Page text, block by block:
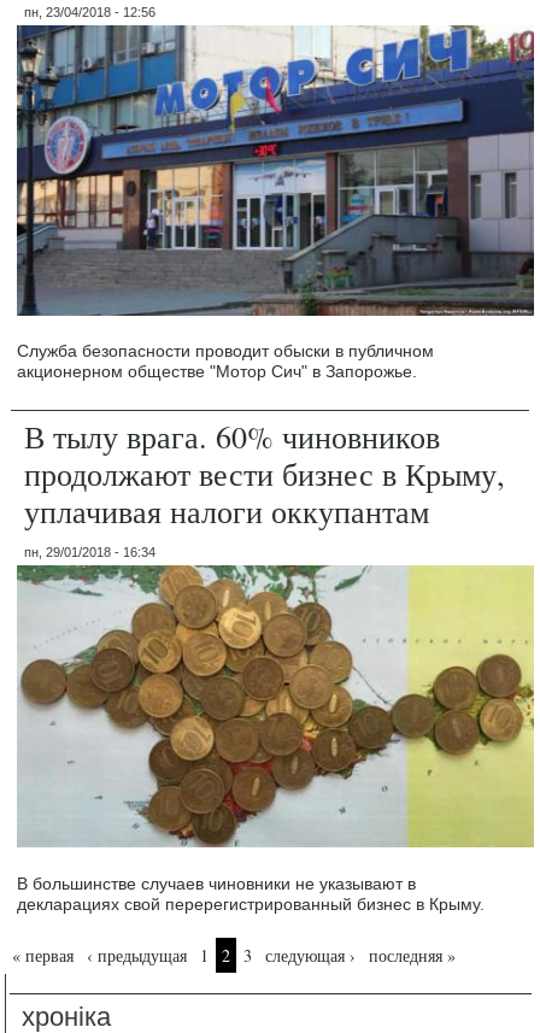
пн, 23/04/2018 - 12:56
Служба безопасности проводит обыски в публичном
акционерном обществе "Мотор Сич" в Запорожье.
В тылу врага. 60% чиновников
продолжают вести бизнес в Крыму,
уплачивая налоги оккупантам
пн, 29/01/2018 - 16:34
В большинстве случаев чиновники не указывают в
декларациях свой перерегистрированный бизнес в Крыму.
Страницы
« первая ‹ предыдущая 1 2 3 следующая › последняя »
хроніка